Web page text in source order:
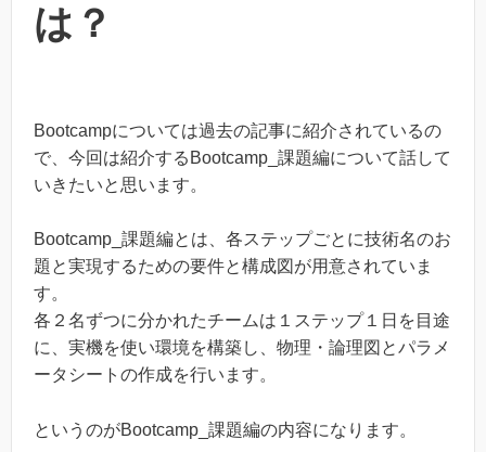
は？
Bootcampについては過去の記事に紹介されているの
で、今回は紹介するBootcamp_課題編について話して
いきたいと思います。
Bootcamp_課題編とは、各ステップごとに技術名のお
題と実現するための要件と構成図が用意されていま
す。
各２名ずつに分かれたチームは１ステップ１日を目途
に、実機を使い環境を構築し、物理・論理図とパラメ
ータシートの作成を行います。
というのがBootcamp_課題編の内容になります。